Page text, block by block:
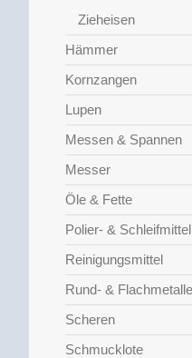
Zieheisen
Hämmer
Kornzangen
Lupen
Messen & Spannen
Messer
Öle & Fette
Polier- & Schleifmittel
Reinigungsmittel
Rund- & Flachmetalle
Scheren
Schmucklote